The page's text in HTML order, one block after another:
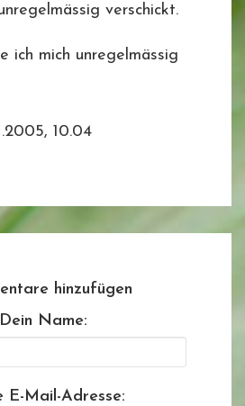
verschickt.
ich mich unregelmässig
10.04
hinzufügen
Dein Name:
E-Mail-Adresse: